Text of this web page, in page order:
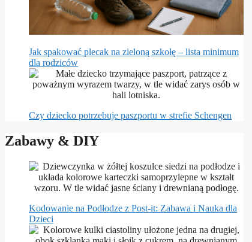
Jak spakować plecak na zieloną szkołę – lista minimum
dla rodziców
Czy dziecko potrzebuje paszportu w strefie Schengen
Zabawy & DIY
Kodowanie na Podłodze z Post-it: Zabawa i Nauka dla
Dzieci